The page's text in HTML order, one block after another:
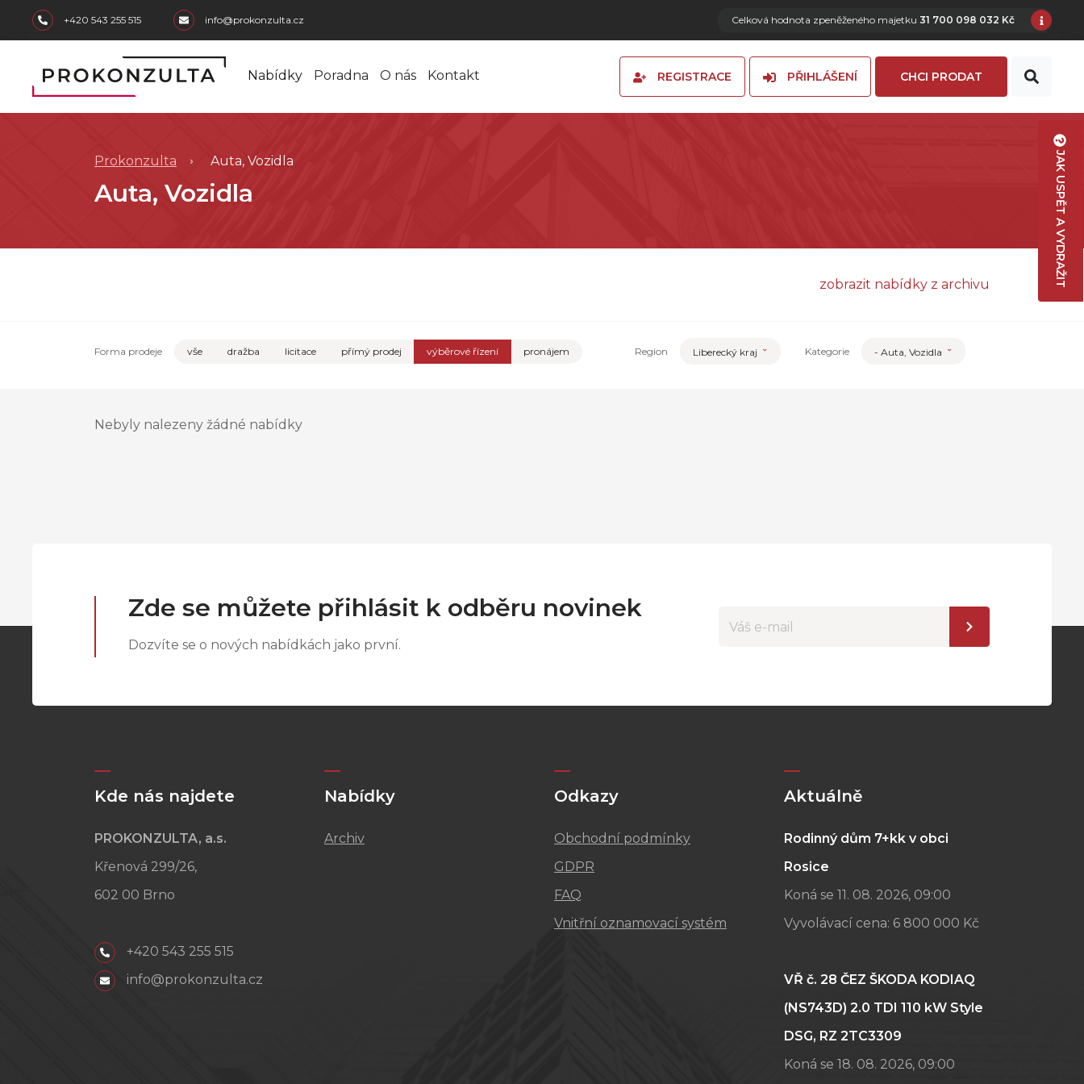
skip to main content
+420 543 255 515 info@prokonzulta.cz Celková hodnota zpeněženého majetku 31 700 098 032 Kč
Nabídky Poradna O nás Kontakt REGISTRACE PŘIHLÁŠENÍ CHCI PRODAT
Prokonzulta Auta, Vozidla
Auta, Vozidla
zobrazit nabídky z archivu
Forma prodeje vše dražba licitace přímý prodej výběrové řízení pronájem Region Liberecký kraj Kategorie - Auta, Vozidla
Nebyly nalezeny žádné nabídky
JAK USPĚT A VYDRAŽIT
Zde se můžete přihlásit k odběru novinek
Dozvíte se o nových nabídkách jako první.
Kde nás najdete
PROKONZULTA, a.s.
Křenová 299/26,
602 00 Brno
+420 543 255 515
info@prokonzulta.cz
Nabídky
Archiv
Odkazy
Obchodní podmínky
GDPR
FAQ
Vnitřní oznamovací systém
Aktuálně
Rodinný dům 7+kk v obci
Rosice
Koná se 11. 08. 2026, 09:00
Vyvolávací cena: 6 800 000 Kč
VŘ č. 28 ČEZ ŠKODA KODIAQ
(NS743D) 2.0 TDI 110 kW Style
DSG, RZ 2TC3309
Koná se 18. 08. 2026, 09:00